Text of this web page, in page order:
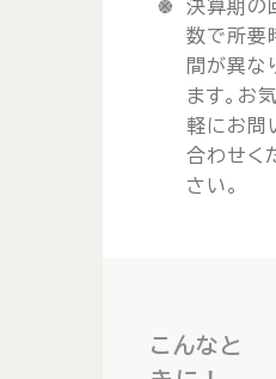
決算期の
数で所要
間が異な
ます。お
軽にお問
合わせく
さい。
こんなと